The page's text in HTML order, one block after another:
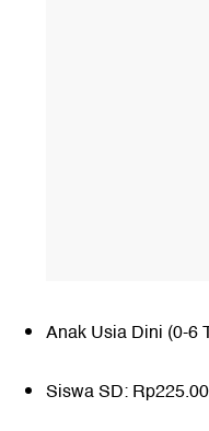
Anak Usia Dini (0-6
Siswa SD: